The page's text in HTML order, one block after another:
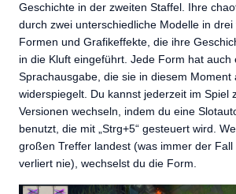
Geschichte in der zweiten Staffel. Ihre
durch zwei unterschiedliche Modelle in
Formen und Grafikeffekte, die ihre
in die Kluft eingeführt. Jede Form hat auch
Sprachausgabe, die sie in diesem Moment
widerspiegelt. Du kannst jederzeit im Spiel
Versionen wechseln, indem du eine
benutzt, die mit „Strg+5“ gesteuert wird.
großen Treffer landest (was immer der Fall
verliert nie), wechselst du die Form.